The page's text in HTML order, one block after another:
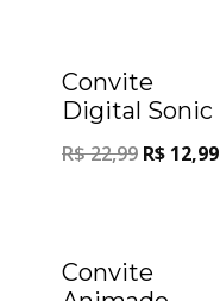
Convite
Digital Sonic
R$22,99 R$ 12,99
Convite